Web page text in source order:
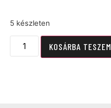
5 készleten
KOSÁRBA TESZEM